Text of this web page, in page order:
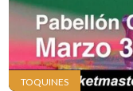
TOQUINES